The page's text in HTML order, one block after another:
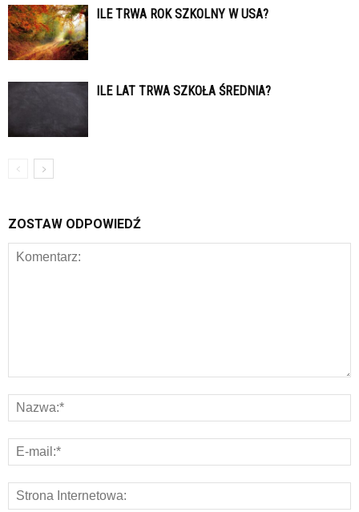
ILE TRWA ROK SZKOLNY W USA?
ILE LAT TRWA SZKOŁA ŚREDNIA?
ZOSTAW ODPOWIEDŹ